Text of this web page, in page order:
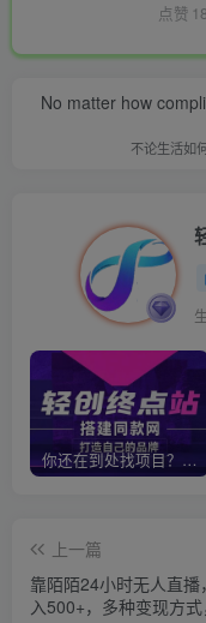
点赞
No matter how
不论生活如
你还在到处找项目？还在当韭菜？我靠卖项目一个月收入5万+，曾经我也是个失败者。
上一篇
靠陌陌24小时无人直播
入500+，多种变现方式